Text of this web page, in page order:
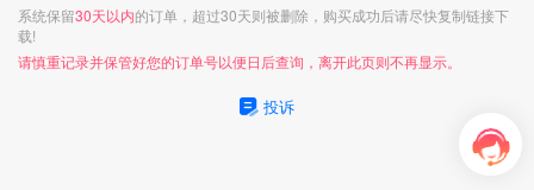
系统保留30天以内的订单，超过30天则被删除，购买成功后请尽快复制链接下
载!
请慎重记录并保管好您的订单号以便日后查询，离开此页则不再显示。
投诉